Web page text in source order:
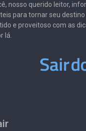
nosso querido leitor,
para tornar seu
e proveitoso com as
lá.